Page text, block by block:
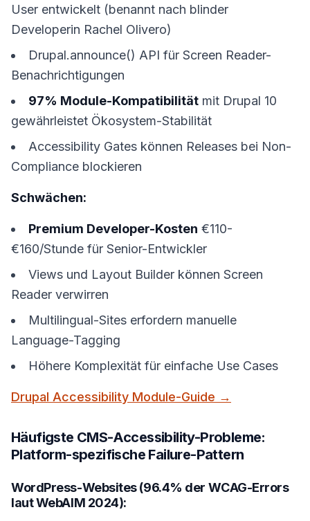
User entwickelt (benannt nach blinder
Developerin Rachel Olivero)
Drupal.announce() API für Screen Reader-
Benachrichtigungen
97% Module-Kompatibilität mit Drupal 10
gewährleistet Ökosystem-Stabilität
Accessibility Gates können Releases bei Non-
Compliance blockieren
Schwächen:
Premium Developer-Kosten €110-
€160/Stunde für Senior-Entwickler
Views und Layout Builder können Screen
Reader verwirren
Multilingual-Sites erfordern manuelle
Language-Tagging
Höhere Komplexität für einfache Use Cases
Drupal Accessibility Module-Guide →
Häufigste CMS-Accessibility-Probleme:
Platform-spezifische Failure-Pattern
WordPress-Websites (96.4% der WCAG-Errors
laut WebAIM 2024):